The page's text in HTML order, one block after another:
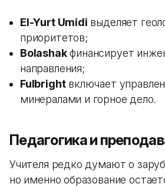
El-Yurt Umidi выделяет
приоритетов;
Bolashakфинансирует
направления;
Fulbrightвключает
минералами и горное дело.
Педагогика и
Учителя редко думают о
но именно образование